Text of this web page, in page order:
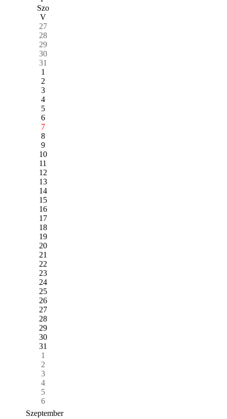
Szo
V
27
28
29
30
31
1
2
3
4
5
6
7
8
9
10
11
12
13
14
15
16
17
18
19
20
21
22
23
24
25
26
27
28
29
30
31
1
2
3
4
5
6
Szeptember